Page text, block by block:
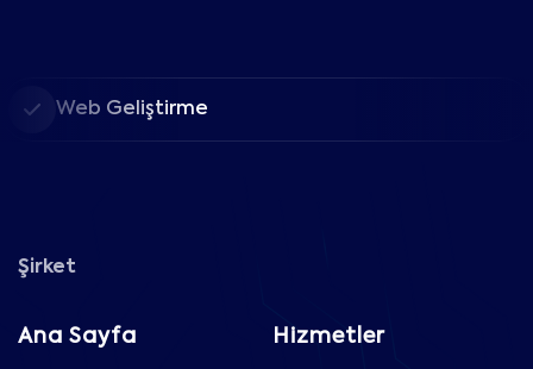
Web Geliştirme
Şirket
Ana Sayfa Hizmetler